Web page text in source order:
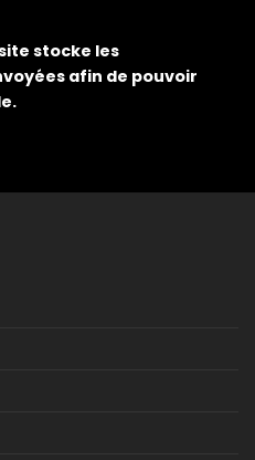
stocke les
afin de pouvoir